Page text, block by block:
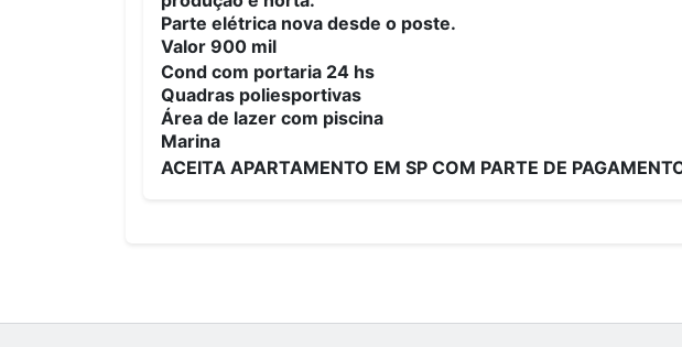
Parte elétrica nova desde o poste.
Valor 900 mil
Cond com portaria 24 hs
Quadras poliesportivas
Área de lazer com piscina
Marina
ACEITA APARTAMENTO EM SP COM PARTE DE